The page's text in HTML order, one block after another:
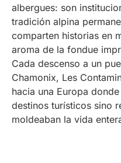
albergues: son
tradición alpina
comparten historias en
aroma de la fondue
Cada descenso a un
Chamonix, Les
hacia una Europa
destinos turísticos sino
moldeaban la vida